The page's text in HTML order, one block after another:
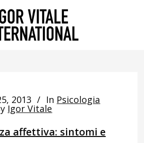
2013 In Psicologia
Igor Vitale
affettiva: sintomi e